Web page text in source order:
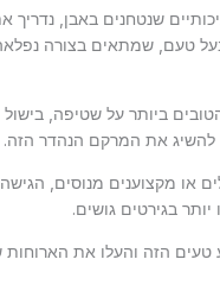
שנטחנים באבן,
טעם, שמתאים בצורה
ביותר על שטיפה, בישול
להשיג את המרקם הנהדר הזה.
או מקצוענים מנוסים,
בגירטים גושים.
טעים הזה והעלו את